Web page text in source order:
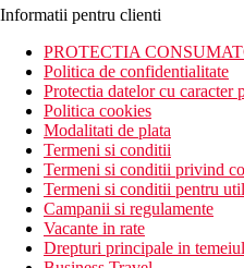
Informatii pentru clienti
PROTECTIA
Politica de confidentialitate
Protectia datelor cu caracter
Politica cookies
Modalitati de plata
Termeni si conditii
Termeni si conditii privind
Termeni si conditii pentru
Campanii si regulamente
Vacante in rate
Drepturi principale in